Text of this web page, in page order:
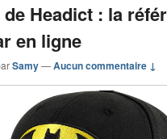
Headict : la
en ligne
Samy—Aucun commentaire ↓